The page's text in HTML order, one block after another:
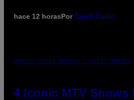
hace 12 horasPorCaleb Catlin
PHOTO: PETER KRAMER / GETTY IMAGES
4 Iconic MTV Shows